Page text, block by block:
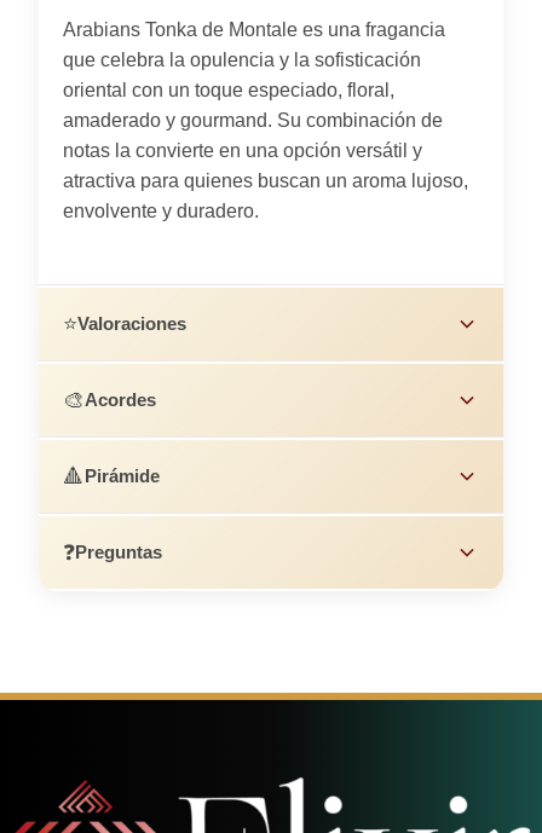
Arabians Tonka de Montale es una fragancia
que celebra la opulencia y la sofisticación
oriental con un toque especiado, floral,
amaderado y gourmand. Su combinación de
notas la convierte en una opción versátil y
atractiva para quienes buscan un aroma lujoso,
envolvente y duradero.
⭐Valoraciones
🎨Acordes
🔺Pirámide
❓Preguntas